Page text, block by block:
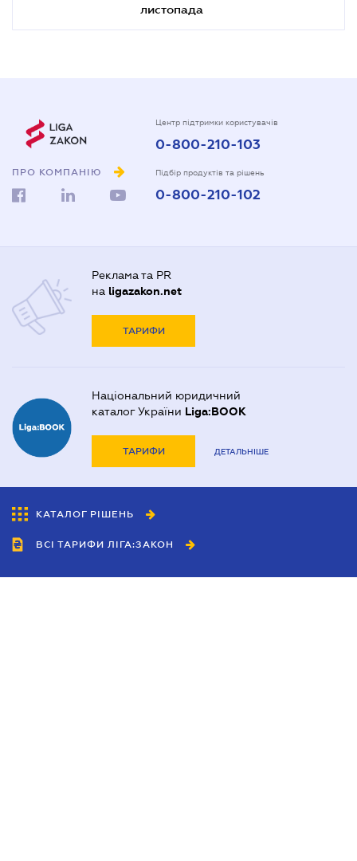
листопада
ПРО КОМПАНІЮ
Центр підтримки користувачів
0-800-210-103
Підбір продуктів та рішень
0-800-210-102
Реклама та PR
на ligazakon.net
ТАРИФИ
Національний юридичний
каталог України Liga:BOOK
ТАРИФИ ДЕТАЛЬНІШЕ
КАТАЛОГ РІШЕНЬ
ВСІ ТАРИФИ ЛІГА:ЗАКОН